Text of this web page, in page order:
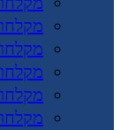
מקלחונים 8